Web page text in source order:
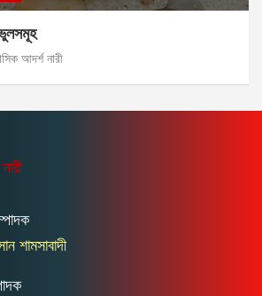
ভুলসমূহ
আদর্শ নারী
শামসাবাদী